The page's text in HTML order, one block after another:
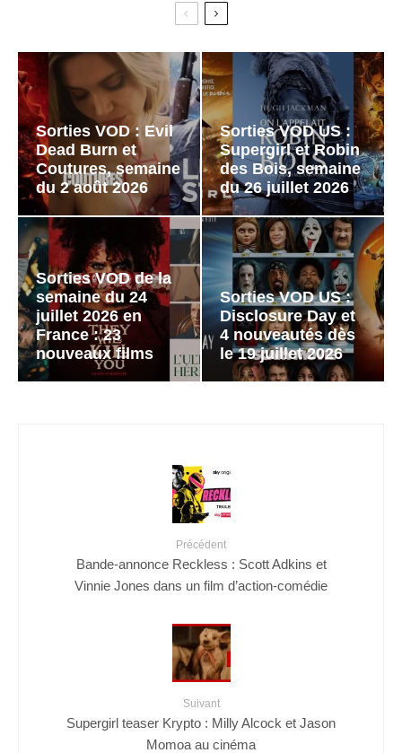
Sorties VOD : Evil
Dead Burn et
Coutures, semaine
du 2 août 2026
Sorties VOD US :
Supergirl et Robin
des Bois, semaine
du 26 juillet 2026
Sorties VOD de la
semaine du 24
juillet 2026 en
France : 23
nouveaux films
Sorties VOD US :
Disclosure Day et
4 nouveautés dès
le 19 juillet 2026
Précédent
Bande-annonce Reckless : Scott Adkins et
Vinnie Jones dans un film d’action-comédie
Suivant
Supergirl teaser Krypto : Milly Alcock et Jason
Momoa au cinéma